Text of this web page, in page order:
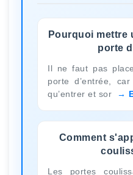
Pourquoi mettre
porte
Il ne faut pas
porte d’entrée,
qu’entrer et sor
Comment
Les portes